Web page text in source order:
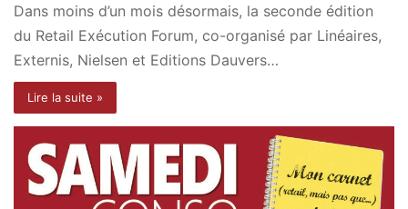
Dans moins d’un mois désormais, la seconde édition
du Retail Exécution Forum, co-organisé par Linéaires,
Externis, Nielsen et Editions Dauvers…
Lire la suite »